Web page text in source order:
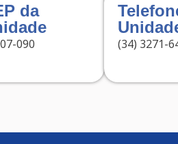
da
090 (34) 3271-